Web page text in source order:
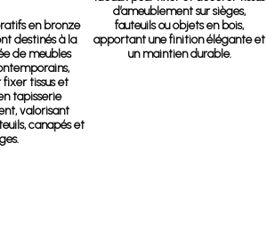
en bronze
destinés à la
de meubles
tissus et
tapisserie
valorisant
canapés et
d’ameublement sur sièges,
fauteuils ou objets en bois,
apportant une finition élégante et
un maintien durable.